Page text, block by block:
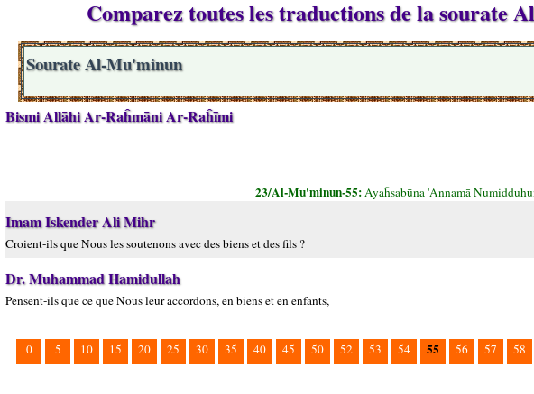
Comparez toutes les traductions de la sourate
Sourate Al-Mu'minun
Bismi Allāhi Ar-Raĥmāni Ar-Raĥīmi
23/Al-Mu'minun-55:Ayaĥsabūna 'Annamā
Imam Iskender Ali Mihr
Croient-ils que Nous les soutenons avec des biens et des fils ?
Dr. Muhammad Hamidullah
Pensent-ils que ce que Nous leur accordons, en biens et en enfants,
0 5 10 15 20 25 30 35 40 45 50 52 53 54 55 56 57 58